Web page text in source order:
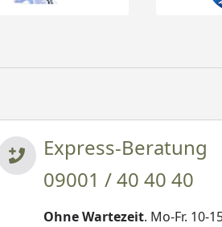
Express-Beratung
09001 / 40 40 40
Ohne Wartezeit. Mo-Fr. 10-